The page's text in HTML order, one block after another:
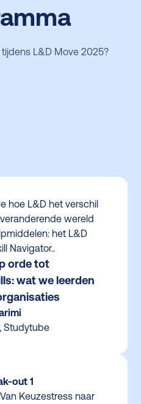
L&D Move 2025?
hoe L&D het verschil
wereld
het L&D
Navigator..
orde tot
wat we leerden
Studytube
out 1
Keuzestress naar